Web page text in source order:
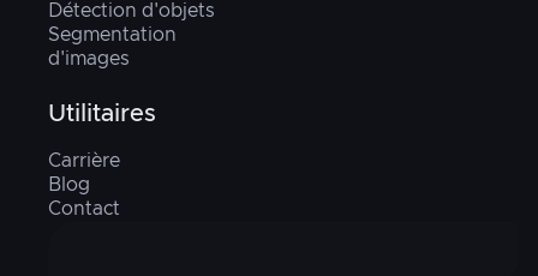
Détection d'objets
Segmentation
d'images
Utilitaires
Carrière
Blog
Contact